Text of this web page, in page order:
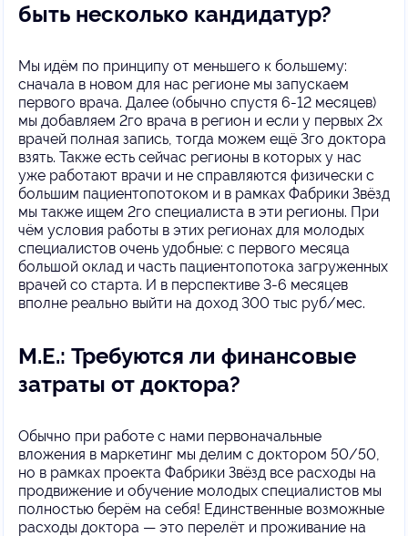
быть несколько кандидатур?
Мы идём по принципу от меньшего к большему:
сначала в новом для нас регионе мы запускаем
первого врача. Далее (обычно спустя 6-12 месяцев)
мы добавляем 2го врача в регион и если у первых 2х
врачей полная запись, тогда можем ещё 3го доктора
взять. Также есть сейчас регионы в которых у нас
уже работают врачи и не справляются физически с
большим пациентопотоком и в рамках Фабрики Звёзд
мы также ищем 2го специалиста в эти регионы. При
чём условия работы в этих регионах для молодых
специалистов очень удобные: с первого месяца
большой оклад и часть пациентопотока загруженных
врачей со старта. И в перспективе 3-6 месяцев
вполне реально выйти на доход 300 тыс руб/мес.
М.Е.: Требуются ли финансовые
затраты от доктора?
Обычно при работе с нами первоначальные
вложения в маркетинг мы делим с доктором 50/50,
но в рамках проекта Фабрики Звёзд все расходы на
продвижение и обучение молодых специалистов мы
полностью берём на себя! Единственные возможные
расходы доктора — это перелёт и проживание на